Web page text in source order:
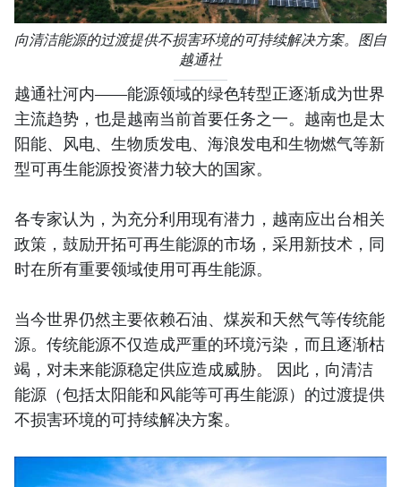
向清洁能源的过渡提供不损害环境的可持续解决方案。图自
越通社
越通社河内——能源领域的绿色转型正逐渐成为世界
主流趋势，也是越南当前首要任务之一。越南也是太
阳能、风电、生物质发电、海浪发电和生物燃气等新
型可再生能源投资潜力较大的国家。
各专家认为，为充分利用现有潜力，越南应出台相关
政策，鼓励开拓可再生能源的市场，采用新技术，同
时在所有重要领域使用可再生能源。
当今世界仍然主要依赖石油、煤炭和天然气等传统能
源。传统能源不仅造成严重的环境污染，而且逐渐枯
竭，对未来能源稳定供应造成威胁。 因此，向清洁
能源（包括太阳能和风能等可再生能源）的过渡提供
不损害环境的可持续解决方案。